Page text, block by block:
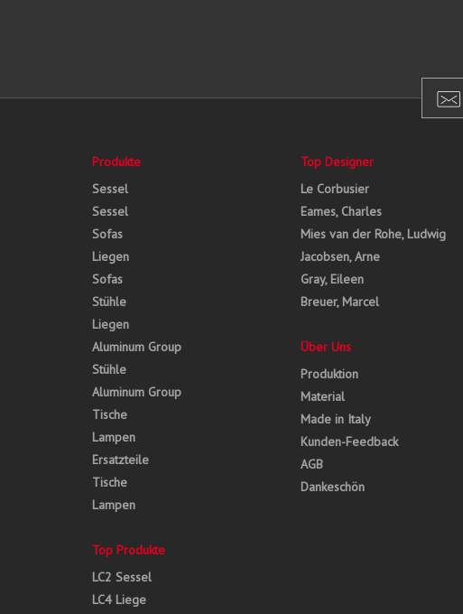
Produkte
Sessel
Sessel
Sofas
Liegen
Sofas
Stühle
Liegen
Aluminum Group
Stühle
Aluminum Group
Tische
Lampen
Ersatzteile
Tische
Lampen
Top Produkte
LC2 Sessel
LC4 Liege
Top Designer
Le Corbusier
Eames, Charles
Mies van der Rohe, Ludwig
Jacobsen, Arne
Gray, Eileen
Breuer, Marcel
Über Uns
Produktion
Material
Made in Italy
Kunden-Feedback
AGB
Dankeschön